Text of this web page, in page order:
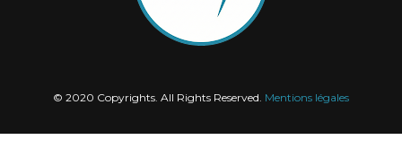
© 2020 Copyrights. All Rights Reserved. Mentions légales